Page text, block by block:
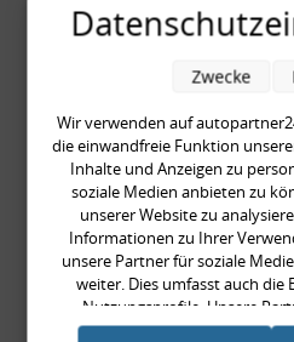
Zum
Blinker,
Audi 80
OE-Nr.:
Wir verwenden auf
die einwandfreie Funktion
Inhalte und Anzeigen zu
soziale Medien anbieten zu
unserer Website zu
Informationen zu Ihrer
unsere Partner für soziale
weiter. Dies umfasst auch
Nutzungsprofile. Unsere
Products) führen diese
Zwecke